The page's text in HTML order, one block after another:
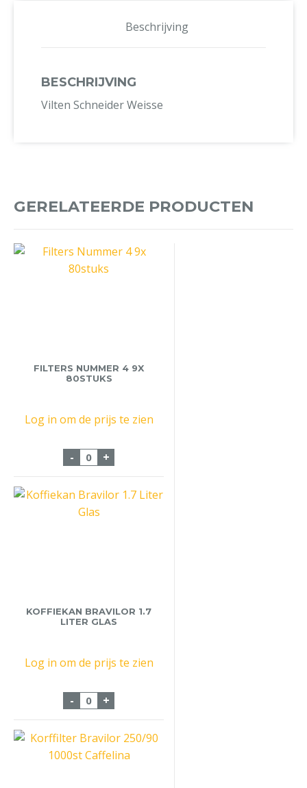
Beschrijving
BESCHRIJVING
Vilten Schneider Weisse
GERELATEERDE PRODUCTEN
FILTERS NUMMER 4 9X
80STUKS
Log in om de prijs te zien
- Filters Nummer 4 9x 80stuks aantal
+
KOFFIEKAN BRAVILOR 1.7
LITER GLAS
Log in om de prijs te zien
- Koffiekan Bravilor 1.7 Liter Glas aantal
+